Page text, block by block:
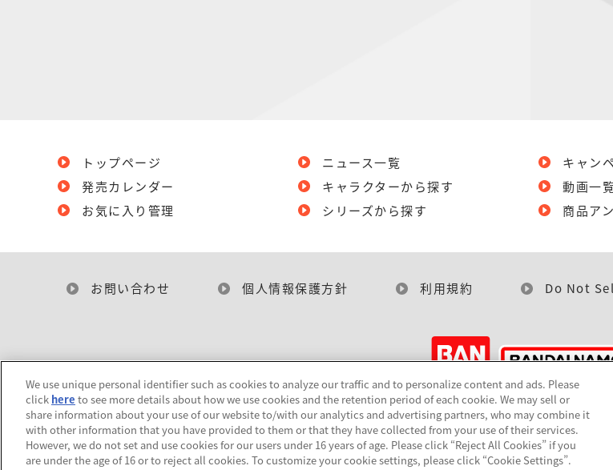
トップページ
発売カレンダー
お気に入り管理
ニュース一覧
キャラクターから探す
シリーズから探す
キャン
動画一
商品ア
お問い合わせ 個人情報保護方針 利用規約 Do Not
©BANDAI
We use unique personal identifier such as cookies to analyze our traffic and to personalize content and ads. Please
click here to see more details about how we use cookies and the retention period of each cookie. We may sell or
share information about your use of our website to/with our analytics and advertising partners, who may combine it
with other information that you have provided to them or that they have collected from your use of their services.
However, we do not set and use cookies for our users under 16 years of age. Please click “Reject All Cookies” if you
are under the age of 16 or to reject all cookies. To customize your cookie settings, please click “Cookie Settings”.